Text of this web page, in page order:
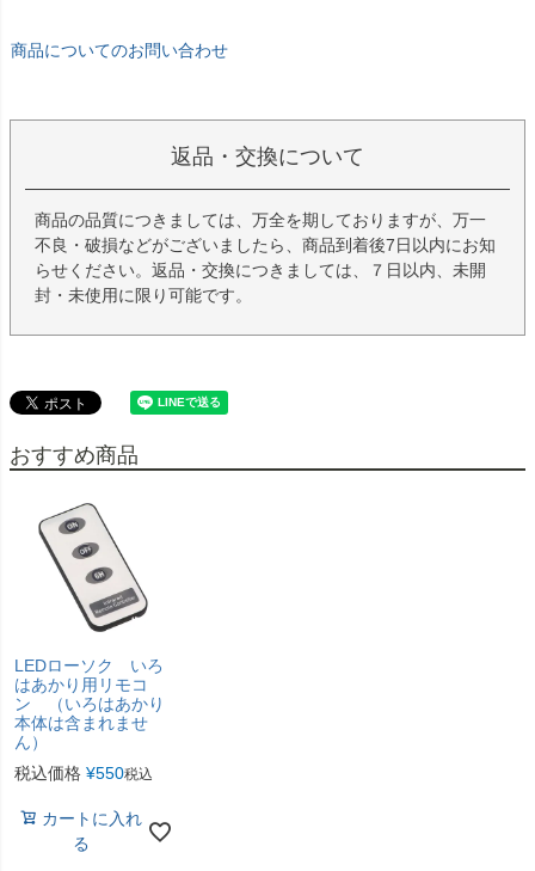
商品についてのお問い合わせ
返品・交換について
商品の品質につきましては、万全を期しておりますが、万一
不良・破損などがございましたら、商品到着後7日以内にお知
らせください。返品・交換につきましては、７日以内、未開
封・未使用に限り可能です。
おすすめ商品
LEDローソク いろ
はあかり用リモコ
ン （いろはあかり
本体は含まれませ
ん）
税込価格 ¥550税込
カートに入れ
る